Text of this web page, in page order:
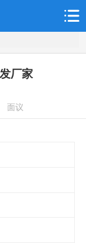
厂家
面议